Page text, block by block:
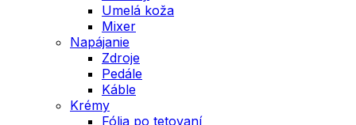
Umelá koža
Mixer
Napájanie
Zdroje
Pedále
Káble
Krémy
Fólia po tetovaní